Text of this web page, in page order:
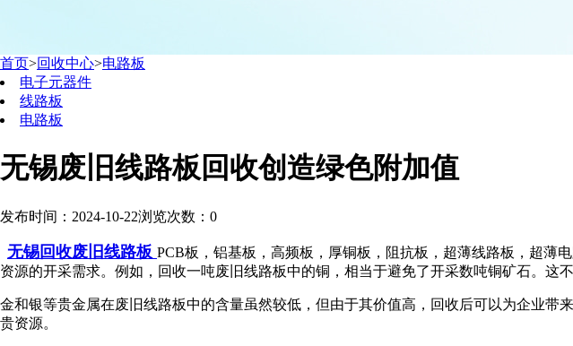
首页>回收中心>电路板
电子元器件
线路板
电路板
无锡废旧线路板回收创造绿色附加值
发布时间：2024-10-22浏览次数： 0
无锡回收废旧线路板 PCB板，铝基板，高频板，厚铜板，阻抗板，超薄线路板，超薄
资源的开采需求。例如，回收一吨废旧线路板中的铜，相当于避免了开采数吨铜矿石。这
金和银等贵金属在废旧线路板中的含量虽然较低，但由于其价值高，回收后可以为企业
贵资源。